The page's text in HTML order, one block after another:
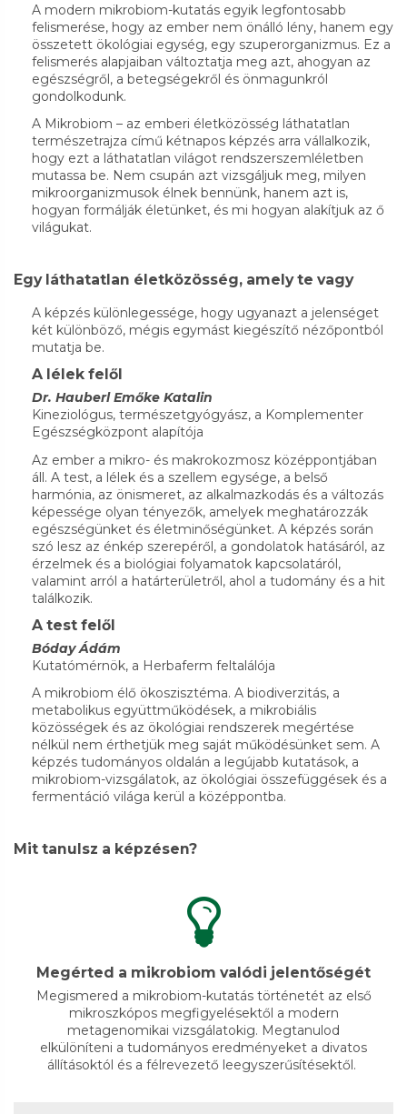
A modern mikrobiom-kutatás egyik legfontosabb
felismerése, hogy az ember nem önálló lény, hanem egy
összetett ökológiai egység, egy szuperorganizmus. Ez a
felismerés alapjaiban változtatja meg azt, ahogyan az
egészségről, a betegségekről és önmagunkról
gondolkodunk.
A Mikrobiom – az emberi életközösség láthatatlan
természetrajza című kétnapos képzés arra vállalkozik,
hogy ezt a láthatatlan világot rendszerszemléletben
mutassa be. Nem csupán azt vizsgáljuk meg, milyen
mikroorganizmusok élnek bennünk, hanem azt is,
hogyan formálják életünket, és mi hogyan alakítjuk az ő
világukat.
Egy láthatatlan életközösség, amely te vagy
A képzés különlegessége, hogy ugyanazt a jelenséget
két különböző, mégis egymást kiegészítő nézőpontból
mutatja be.
A lélek felől
Dr. Hauberl Emőke Katalin
Kineziológus, természetgyógyász, a Komplementer
Egészségközpont alapítója
Az ember a mikro- és makrokozmosz középpontjában
áll. A test, a lélek és a szellem egysége, a belső
harmónia, az önismeret, az alkalmazkodás és a változás
képessége olyan tényezők, amelyek meghatározzák
egészségünket és életminőségünket. A képzés során
szó lesz az énkép szerepéről, a gondolatok hatásáról, az
érzelmek és a biológiai folyamatok kapcsolatáról,
valamint arról a határterületről, ahol a tudomány és a hit
találkozik.
A test felől
Bóday Ádám
Kutatómérnök, a Herbaferm feltalálója
A mikrobiom élő ökoszisztéma. A biodiverzitás, a
metabolikus együttműködések, a mikrobiális
közösségek és az ökológiai rendszerek megértése
nélkül nem érthetjük meg saját működésünket sem. A
képzés tudományos oldalán a legújabb kutatások, a
mikrobiom-vizsgálatok, az ökológiai összefüggések és a
fermentáció világa kerül a középpontba.
Mit tanulsz a képzésen?
Megérted a mikrobiom valódi jelentőségét
Megismered a mikrobiom-kutatás történetét az első
mikroszkópos megfigyelésektől a modern
metagenomikai vizsgálatokig. Megtanulod
elkülöníteni a tudományos eredményeket a divatos
állításoktól és a félrevezető leegyszerűsítésektől.